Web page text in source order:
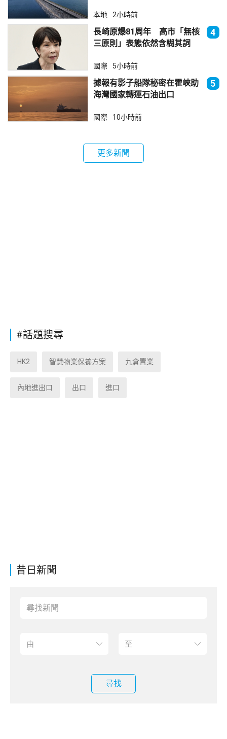
昔日新聞
尋找
本地 2小時前
長崎原爆81周年 高市「無核
三原則」表態依然含糊其詞
4
國際 5小時前
據報有影子船隊秘密在霍峽助
海灣國家轉運石油出口
5
國際 10小時前
更多新聞
#話題搜尋
HK2 智慧物業保養方案 九倉置業
內地進出口 出口 進口